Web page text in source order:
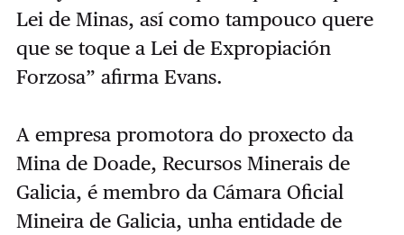
Lei de Minas, así como tampouco quere
que se toque a Lei de Expropiación
Forzosa” afirma Evans.
A empresa promotora do proxecto da
Mina de Doade, Recursos Minerais de
Galicia, é membro da Cámara Oficial
Mineira de Galicia, unha entidade de